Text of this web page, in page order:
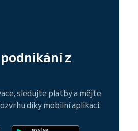
z
sledujte platby a mějte
díky mobilní aplikaci.